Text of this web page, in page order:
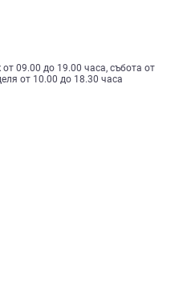
09.00 до 19.00 часа, събота от
от 10.00 до 18.30 часа